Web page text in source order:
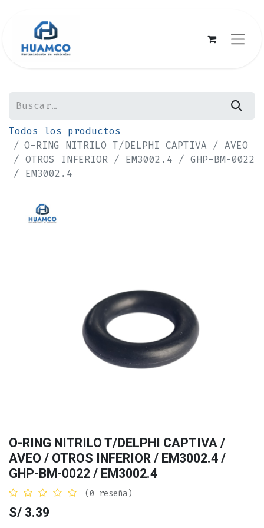
Todos los productos
O-RING NITRILO T/DELPHI CAPTIVA / AVEO
/ OTROS INFERIOR / EM3002.4 / GHP-BM-0022
/ EM3002.4
O-RING NITRILO T/DELPHI CAPTIVA /
AVEO / OTROS INFERIOR / EM3002.4 /
GHP-BM-0022 / EM3002.4
(0 reseña)
S/ 3.39